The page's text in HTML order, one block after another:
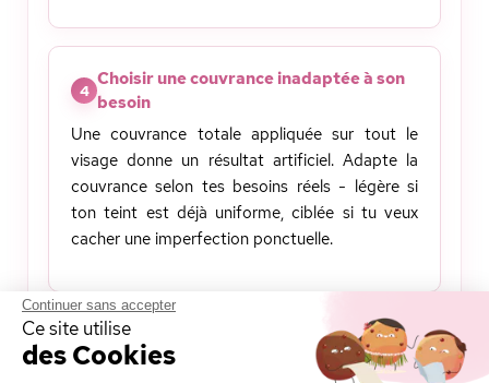
4
Choisir une couvrance inadaptée à son
besoin
Une couvrance totale appliquée sur tout le
visage donne un résultat artificiel. Adapte la
couvrance selon tes besoins réels - légère si
ton teint est déjà uniforme, ciblée si tu veux
cacher une imperfection ponctuelle.
5
Ne pas adapter son fond de teint aux
saisons
Continuer sans accepter
Ce site utilise
des Cookies